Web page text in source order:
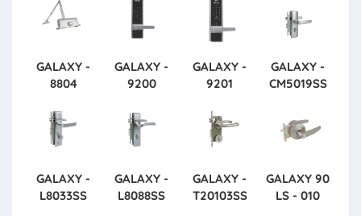
GALAXY -
8804
GALAXY -
9200
GALAXY -
9201
GALAXY -
CM5019SS
GALAXY -
L8033SS
GALAXY -
L8088SS
GALAXY -
T20103SS
GALAXY 90
LS - 010